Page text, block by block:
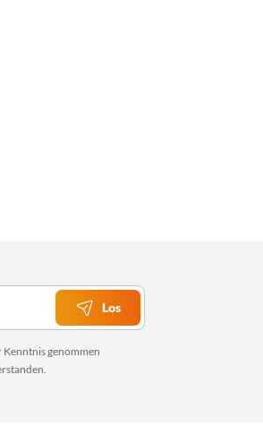
Los
Kenntnis genommen